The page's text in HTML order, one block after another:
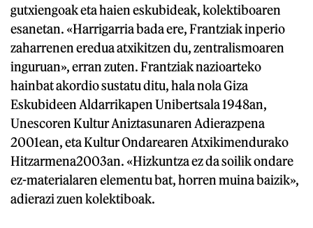
gutxiengoak eta haien eskubideak, kolektiboaren
esanetan. «Harrigarria bada ere, Frantziak inperio
zaharrenen eredua atxikitzen du, zentralismoaren
inguruan», erran zuten. Frantziak nazioarteko
hainbat akordio sustatu ditu, hala nola Giza
Eskubideen Aldarrikapen Unibertsala 1948an,
Unescoren Kultur Aniztasunaren Adierazpena
2001ean, eta Kultur Ondarearen Atxikimendurako
Hitzarmena2003an. «Hizkuntza ez da soilik ondare
ez-materialaren elementu bat, horren muina baizik»,
adierazi zuen kolektiboak.